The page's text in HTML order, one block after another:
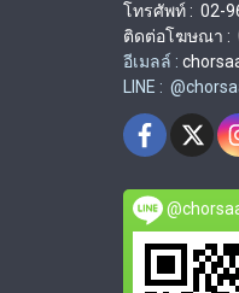
โทรศัพท์ : 02-
ติดต่อโฆษณา :
อีเมลล์ :
LINE :